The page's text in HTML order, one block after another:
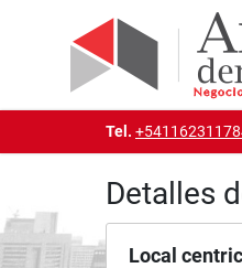
Tel.
Detalles
Local